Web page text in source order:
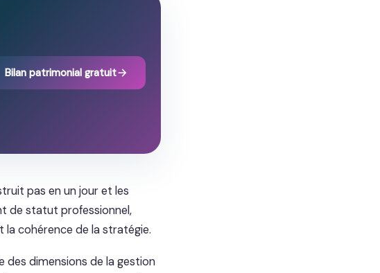
Bilan patrimonial gratuit
pas en un jour et les
de statut professionnel,
la cohérence de la stratégie.
des dimensions de la gestion